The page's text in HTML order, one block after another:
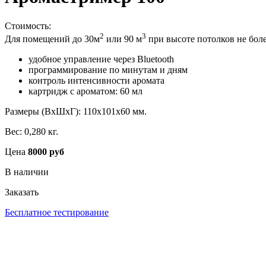
Стоимость:
Для помещений до 30м2 или 90 м3 при высоте потолков не
удобное управление через Bluetooth
программирование по минутам и дням
контроль интенсивности аромата
картридж с ароматом: 60 мл
Размеры (ВхШхГ): 110х101х60 мм.
Вес: 0,280 кг.
Цена 8000 руб
В наличии
Заказать
Бесплатное тестирование